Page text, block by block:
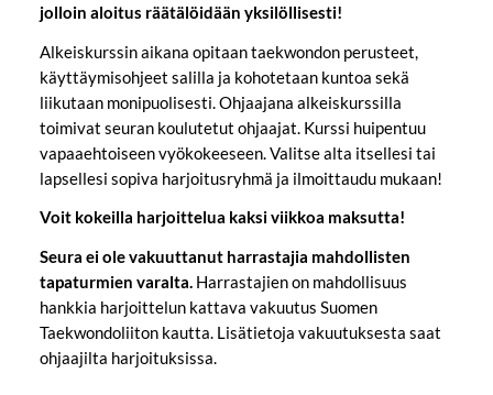
jolloin aloitus räätälöidään yksilöllisesti!
Alkeiskurssin aikana opitaan taekwondon perusteet,
käyttäymisohjeet salilla ja kohotetaan kuntoa sekä
liikutaan monipuolisesti. Ohjaajana alkeiskurssilla
toimivat seuran koulutetut ohjaajat. Kurssi huipentuu
vapaaehtoiseen vyökokeeseen. Valitse alta itsellesi tai
lapsellesi sopiva harjoitusryhmä ja ilmoittaudu mukaan!
Voit kokeilla harjoittelua kaksi viikkoa maksutta!
Seura ei ole vakuuttanut harrastajia mahdollisten
tapaturmien varalta. Harrastajien on mahdollisuus
hankkia harjoittelun kattava vakuutus Suomen
Taekwondoliiton kautta. Lisätietoja vakuutuksesta saat
ohjaajilta harjoituksissa.